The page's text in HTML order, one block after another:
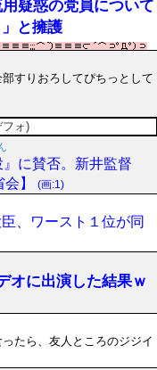
疑惑の党員について
と擁護
すりおろしてぴちっとして
フォ)
に賛否。新井監督
】
(画:1)
、ワースト１位が同
オに出演した結果ｗ
たら、友人ところのジジイ